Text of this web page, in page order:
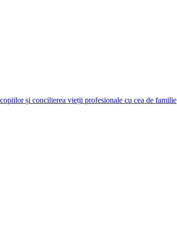
și concilierea vieții profesionale cu cea de familie